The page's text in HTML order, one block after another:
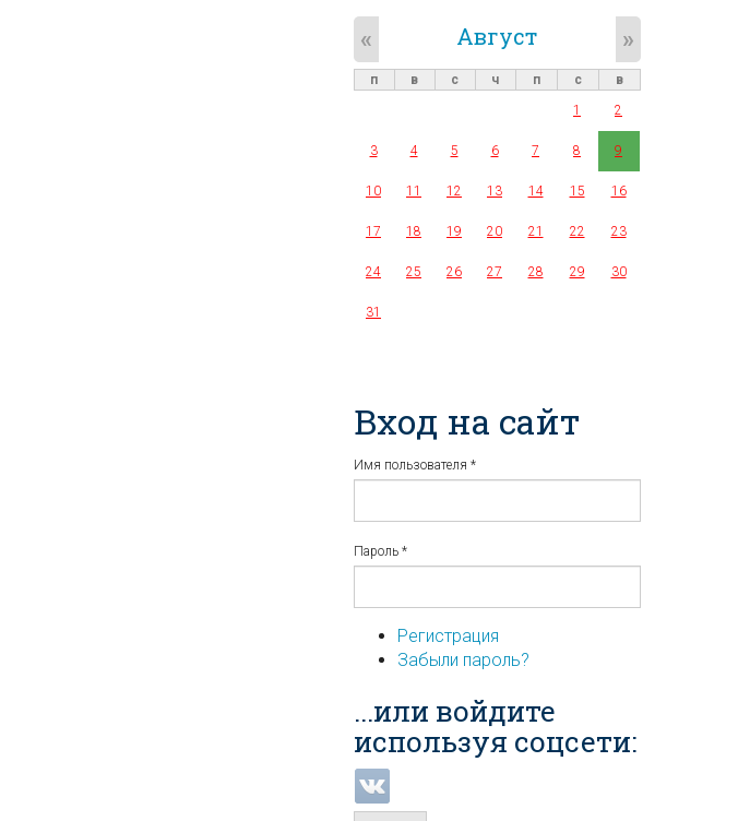
Август
« »
п в с ч п с
в
1
2
3 4 5 6 7 8 9
10 11 12 13 14 15 16
17 18 19 20 21 22 23
24 25 26 27 28 29 30
31
Вход на сайт
Имя пользователя *
Пароль *
Регистрация
Забыли пароль?
...или войдите
используя соцсети: